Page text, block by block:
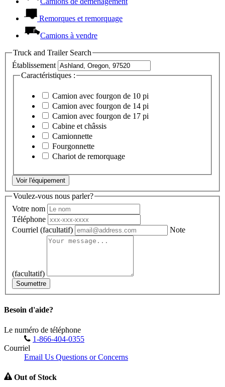
Remorques et remorquage
Camions à vendre
Truck and Trailer Search
Établissement
Caractéristiques :
Camion avec fourgon de 10 pi
Camion avec fourgon de 14 pi
Camion avec fourgon de 17 pi
Cabine et châssis
Camionnette
Fourgonnette
Chariot de remorquage
Voir l'équipement
Voulez-vous nous parler?
Votre nom
Téléphone
Courriel (facultatif) Note
(facultatif)
Soumettre
Besoin d'aide?
Le numéro de téléphone
1-866-404-0355
Courriel
Email Us Questions or Concerns
Out of Stock